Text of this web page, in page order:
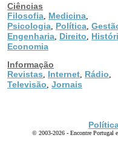
Ciências
Filosofia Medicina
Psicologia Política
Engenharia Direito
Economia
Informação
Revistas
Internet Rádio
Televisão Jornais
© 2003-2026 - Encontre Portugal